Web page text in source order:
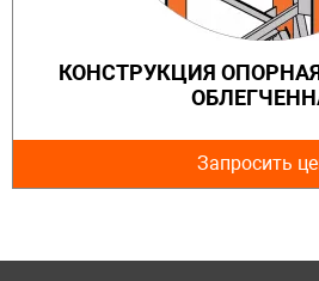
КОНСТРУКЦИЯ
Запросить